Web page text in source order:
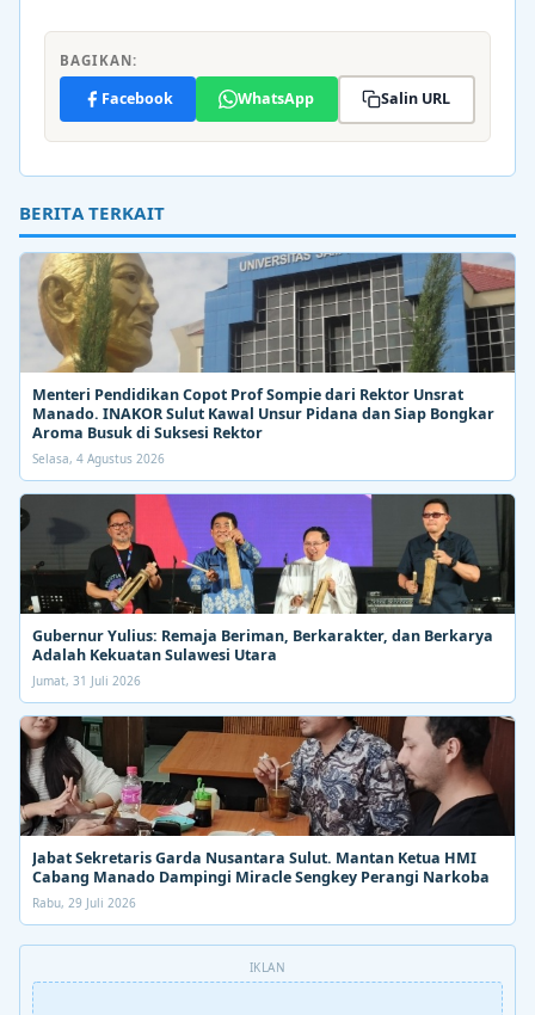
BAGIKAN:
Facebook WhatsApp Salin URL
BERITA TERKAIT
Menteri Pendidikan Copot Prof Sompie dari Rektor Unsrat
Manado. INAKOR Sulut Kawal Unsur Pidana dan Siap Bongkar
Aroma Busuk di Suksesi Rektor
Selasa, 4 Agustus 2026
Gubernur Yulius: Remaja Beriman, Berkarakter, dan Berkarya
Adalah Kekuatan Sulawesi Utara
Jumat, 31 Juli 2026
Jabat Sekretaris Garda Nusantara Sulut. Mantan Ketua HMI
Cabang Manado Dampingi Miracle Sengkey Perangi Narkoba
Rabu, 29 Juli 2026
IKLAN